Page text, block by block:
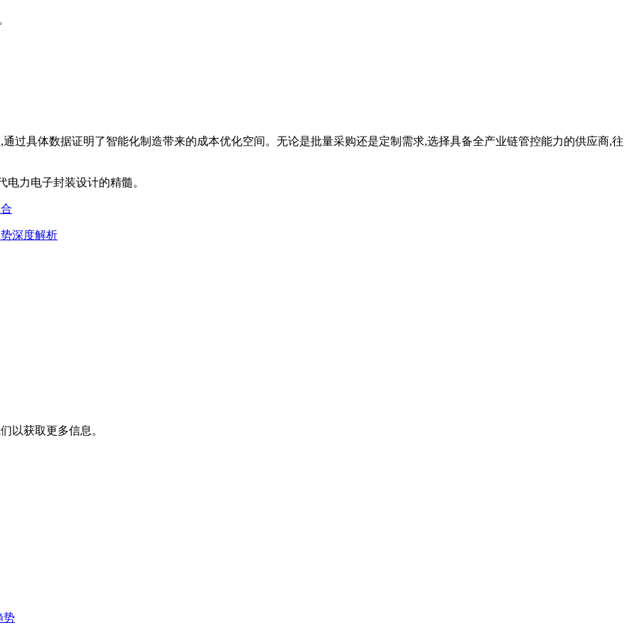
过具体数据证明了智能化制造带来的成本优化空间。无论是批量采购还是定制需求,选择具备全产业链管控能力的供应商,往
力电子封装设计的精髓。
深度解析
以获取更多信息。
势